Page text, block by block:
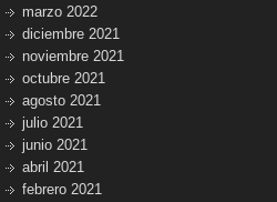
marzo 2022
diciembre 2021
noviembre 2021
octubre 2021
agosto 2021
julio 2021
junio 2021
abril 2021
febrero 2021